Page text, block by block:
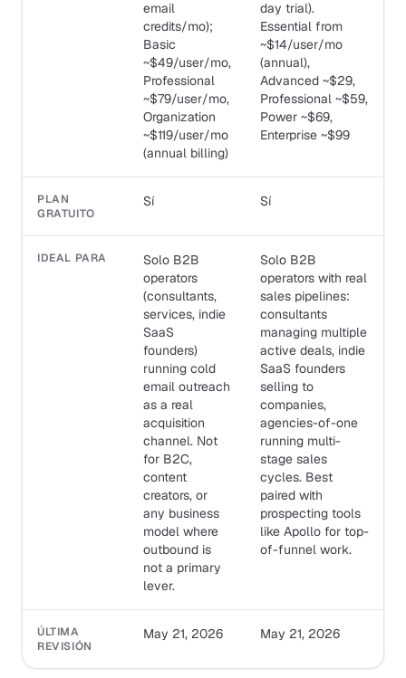
email
credits/mo);
Basic
~$49/user/mo,
Professional
~$79/user/mo,
Organization
~$119/user/mo
(annual billing)
day trial).
Essential from
~$14/user/mo
(annual),
Advanced ~$29,
Professional ~$59,
Power ~$69,
Enterprise ~$99
PLAN
GRATUITO
Sí Sí
IDEAL PARA
Solo B2B
operators
(consultants,
services, indie
SaaS
founders)
running cold
email outreach
as a real
acquisition
channel. Not
for B2C,
content
creators, or
any business
model where
outbound is
not a primary
lever.
Solo B2B
operators with real
sales pipelines:
consultants
managing multiple
active deals, indie
SaaS founders
selling to
companies,
agencies-of-one
running multi-
stage sales
cycles. Best
paired with
prospecting tools
like Apollo for top-
of-funnel work.
ÚLTIMA
REVISIÓN
May 21, 2026 May 21, 2026